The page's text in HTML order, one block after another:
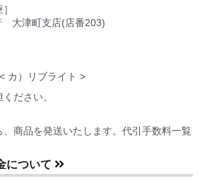
大津町支店(店番203)
カ）リブライト >
ださい。
、商品を発送いたします。代引手数料一覧
について